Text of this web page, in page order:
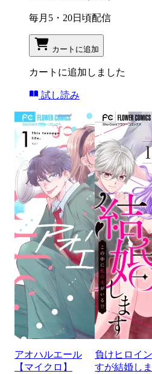
毎月5・20日頃配信
カートに追加
カートに追加しました
試し読み
アオハルエール
【マイクロ】
負けヒロイ
すが結婚しま